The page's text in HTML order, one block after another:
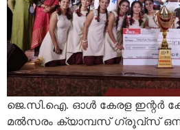
ജെ.സി.ഐ. ഓൾ കേരള ഇന്റർ
മൽസരം ക്യാമ്പസ് ഗ്രൂവ്സ്